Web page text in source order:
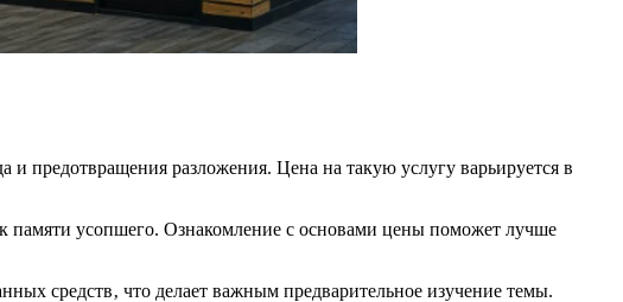
и предотвращения разложения. Цена на такую услугу варьируется в
памяти усопшего. Ознакомление с основами цены поможет лучше
средств‚ что делает важным предварительное изучение темы.